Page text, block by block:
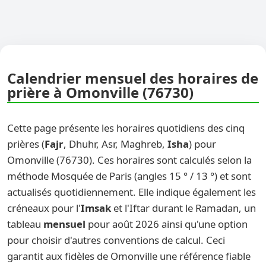
Calendrier mensuel des horaires de
prière à Omonville (76730)
Cette page présente les horaires quotidiens des cinq
prières (Fajr, Dhuhr, Asr, Maghreb, Isha) pour
Omonville (76730). Ces horaires sont calculés selon la
méthode Mosquée de Paris (angles 15 ° / 13 °) et sont
actualisés quotidiennement. Elle indique également les
créneaux pour l'Imsak et l'Iftar durant le Ramadan, un
tableau mensuel pour août 2026 ainsi qu'une option
pour choisir d'autres conventions de calcul. Ceci
garantit aux fidèles de Omonville une référence fiable